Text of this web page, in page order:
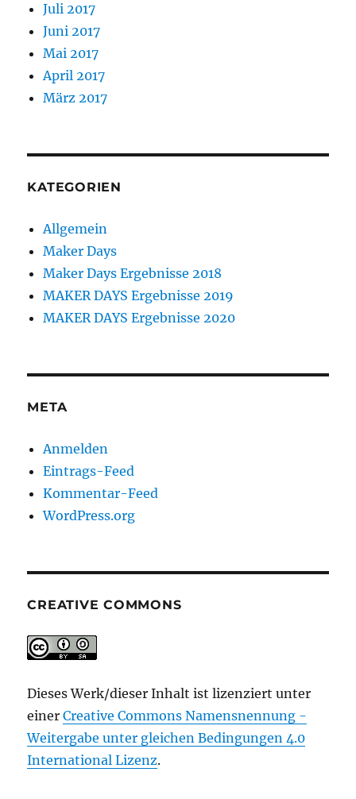
Juli 2017
Juni 2017
Mai 2017
April 2017
März 2017
KATEGORIEN
Allgemein
Maker Days
Maker Days Ergebnisse 2018
MAKER DAYS Ergebnisse 2019
MAKER DAYS Ergebnisse 2020
META
Anmelden
Eintrags-Feed
Kommentar-Feed
WordPress.org
CREATIVE COMMONS
Dieses Werk/dieser Inhalt ist lizenziert unter
einerCreative Commons Namensnennung -
Weitergabe unter gleichen Bedingungen 4.0
International Lizenz.